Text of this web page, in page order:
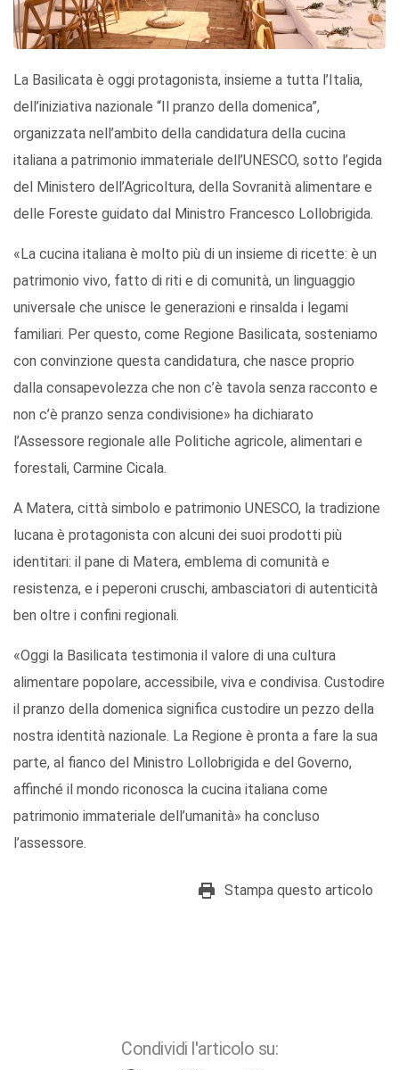
La Basilicata è oggi protagonista, insieme a tutta l’Italia,
dell’iniziativa nazionale “Il pranzo della domenica”,
organizzata nell’ambito della candidatura della cucina
italiana a patrimonio immateriale dell’UNESCO, sotto l’egida
del Ministero dell’Agricoltura, della Sovranità alimentare e
delle Foreste guidato dal Ministro Francesco Lollobrigida.
«La cucina italiana è molto più di un insieme di ricette: è un
patrimonio vivo, fatto di riti e di comunità, un linguaggio
universale che unisce le generazioni e rinsalda i legami
familiari. Per questo, come Regione Basilicata, sosteniamo
con convinzione questa candidatura, che nasce proprio
dalla consapevolezza che non c’è tavola senza racconto e
non c’è pranzo senza condivisione» ha dichiarato
l’Assessore regionale alle Politiche agricole, alimentari e
forestali, Carmine Cicala.
A Matera, città simbolo e patrimonio UNESCO, la tradizione
lucana è protagonista con alcuni dei suoi prodotti più
identitari: il pane di Matera, emblema di comunità e
resistenza, e i peperoni cruschi, ambasciatori di autenticità
ben oltre i confini regionali.
«Oggi la Basilicata testimonia il valore di una cultura
alimentare popolare, accessibile, viva e condivisa. Custodire
il pranzo della domenica significa custodire un pezzo della
nostra identità nazionale. La Regione è pronta a fare la sua
parte, al fianco del Ministro Lollobrigida e del Governo,
affinché il mondo riconosca la cucina italiana come
patrimonio immateriale dell’umanità» ha concluso
l’assessore.
Stampa questo articolo
Condividi l'articolo su: